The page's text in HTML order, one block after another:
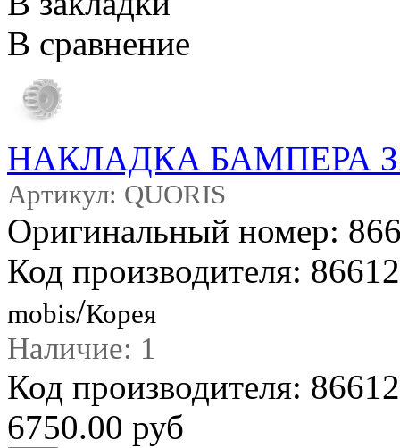
В сравнение
НАКЛАДКА БАМПЕРА
Артикул: QUORIS
Оригинальный номер:
Код производителя:
mobis/Корея
Наличие: 1
Код производителя:
6750.00 руб